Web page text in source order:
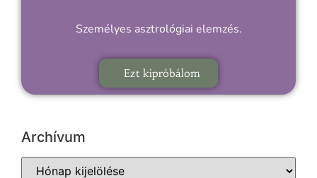
Személyes asztrológiai elemzés.
Ezt kipróbálom
Archívum